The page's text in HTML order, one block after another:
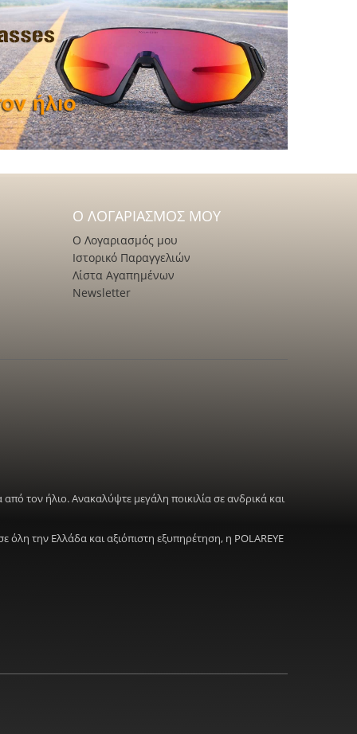
Ο ΛΟΓΑΡΙΑΣΜΌΣ ΜΟΥ
Ο Λογαριασμός μου
Ιστορικό Παραγγελιών
Λίστα Αγαπημένων
Newsletter
τον ήλιο. Ανακαλύψτε μεγάλη ποικιλία σε ανδρικά και
την Ελλάδα και αξιόπιστη εξυπηρέτηση, η POLAREYE